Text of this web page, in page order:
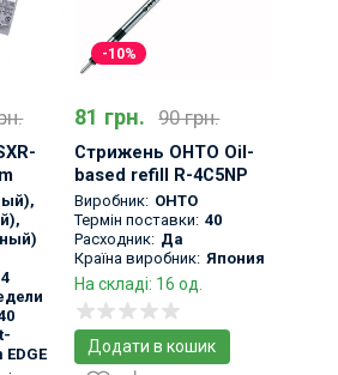
-,
,
EDGE
-10%
81 грн. 90 грн.
Стрижень OHTO Oil-
based refill R-4C5NP
Black
Виробник: OHTO
Термін поставки: 40
Расходник: Да
Країна виробник: Япония
На складі: 16 од.
Додати в кошик